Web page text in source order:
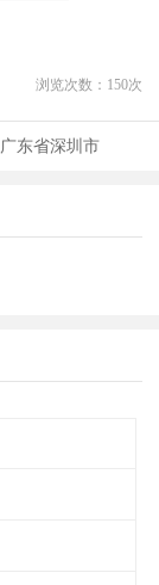
浏览次数： 150次
广东省深圳市